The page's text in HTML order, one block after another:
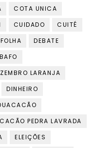
COTA UNICA
CUIDADO
CUITÉ
DEBATE
LARANJA
DINHEIRO
PEDRA LAVRADA
ELEIÇÕES